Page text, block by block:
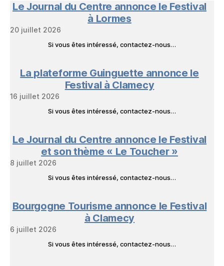
Livres
Le Journal du Centre annonce le Festival
à Lormes
20 juillet 2026
Si vous êtes intéressé, contactez-nous…
La plateforme Guinguette annonce le
Festival à Clamecy
16 juillet 2026
Si vous êtes intéressé, contactez-nous…
Le Journal du Centre annonce le Festival
et son thème « Le Toucher »
8 juillet 2026
Si vous êtes intéressé, contactez-nous…
Bourgogne Tourisme annonce le Festival
à Clamecy
6 juillet 2026
Si vous êtes intéressé, contactez-nous…